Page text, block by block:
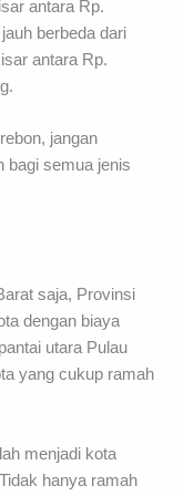
antara Rp.
berbeda dari
antara Rp.
jangan
bagi semua jenis
saja, Provinsi
dengan biaya
utara Pulau
yang cukup ramah
menjadi kota
hanya ramah